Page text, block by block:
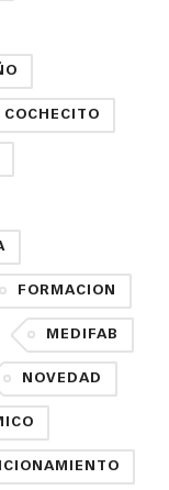
COCHECITO
FORMACION
MEDIFAB
NOVEDAD